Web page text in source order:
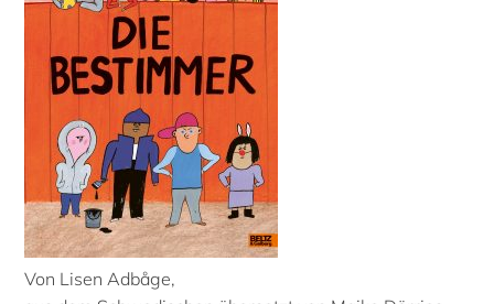
Von Lisen Adbåge,